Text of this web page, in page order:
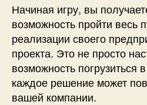
Начиная игру, вы
возможность пройти весь
реализации своего
проекта. Это не просто
возможность погрузиться
каждое решение может
вашей компании.